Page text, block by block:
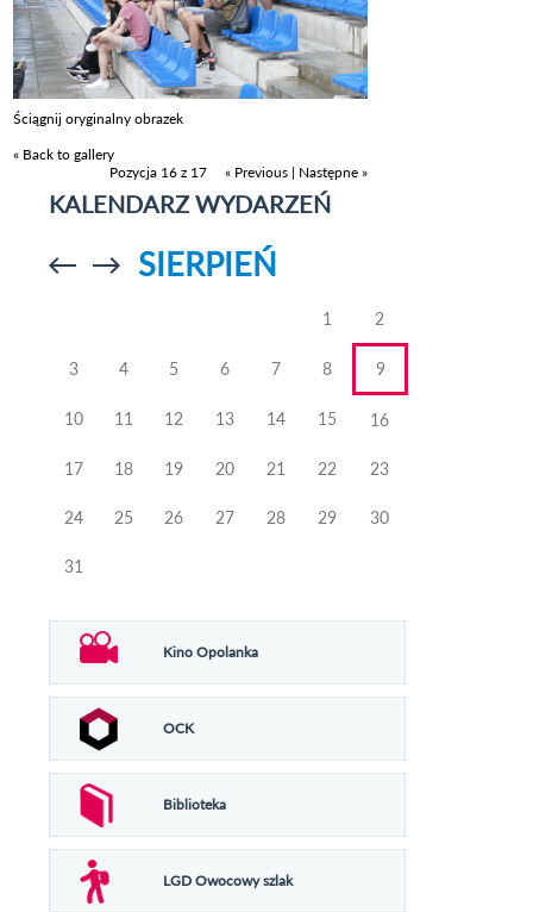
Ściągnij oryginalny obrazek
« Back to gallery
Pozycja 16 z 17
« Previous | Następne »
KALENDARZ WYDARZEŃ
Przejdź doPrzejdź do
SIERPIEŃ
1 2
3 4 5 6 7 8 9
10 11 12 13 14 15 16
17 18 19 20 21 22 23
24 25 26 27 28 29 30
31
Kino Opolanka
OCK
Biblioteka
LGD Owocowy szlak